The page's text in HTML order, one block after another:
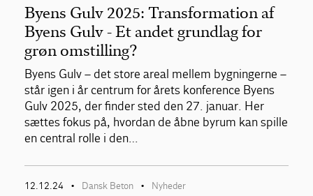
Byens Gulv 2025: Transformation af
Byens Gulv - Et andet grundlag for
grøn omstilling?
Byens Gulv – det store areal mellem bygningerne –
står igen i år centrum for årets konference Byens
Gulv 2025, der finder sted den 27. januar. Her
sættes fokus på, hvordan de åbne byrum kan spille
en central rolle i den…
12.12.24 • Dansk Beton • Nyheder